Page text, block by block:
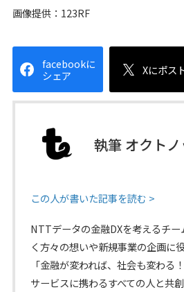
画像提供：123RF
facebookに
シェア
Xにポス
執筆 オクト
この人が書いた記事を読む >
NTTデータの金融DXを考えるチ
く方々の想いや新規事業の企画に
「金融が変われば、社会も変わる
サービスに携わるすべての人と共